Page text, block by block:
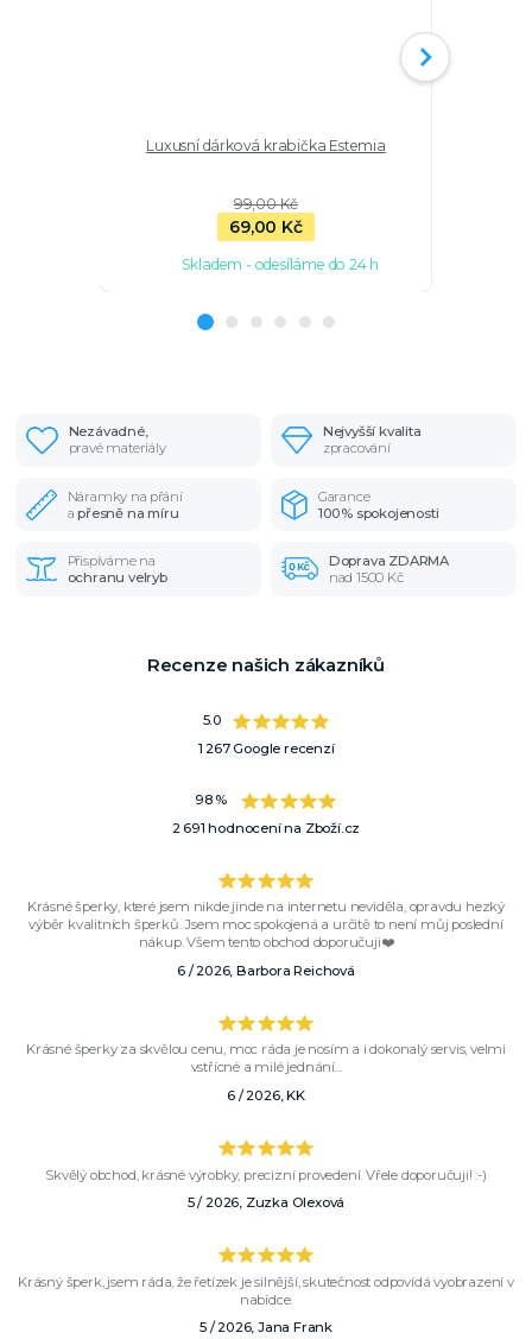
Luxusní dárková krabička Estemia
99,00 Kč
69,00 Kč
Skladem - odesíláme do 24 h
Nezávadné,
pravé materiály
Nejvyšší kvalita
zpracování
Náramky na přání
apřesně na míru
Garance
100% spokojenosti
Přispíváme na
ochranu velryb
Doprava ZDARMA
nad 1500 Kč
Recenze našich zákazníků
5.0
1 267 Google recenzí
98 %
2 691 hodnocení na Zboží.cz
Krásné šperky, které jsem nikde jinde na internetu neviděla, opravdu hezký
výběr kvalitních šperků. Jsem moc spokojená a určitě to není můj poslední
nákup. Všem tento obchod doporučuji❤️
6 / 2026, Barbora Reichová
Krásné šperky za skvělou cenu, moc ráda je nosím a i dokonalý servis, velmi
vstřícné a milé jednání...
6 / 2026, KK
Skvělý obchod, krásné výrobky, precizní provedení. Vřele doporučuji! :-)
5 / 2026, Zuzka Olexová
Krásný šperk, jsem ráda, že řetízek je silnější, skutečnost odpovídá vyobrazení v
nabídce.
5 / 2026, Jana Frank